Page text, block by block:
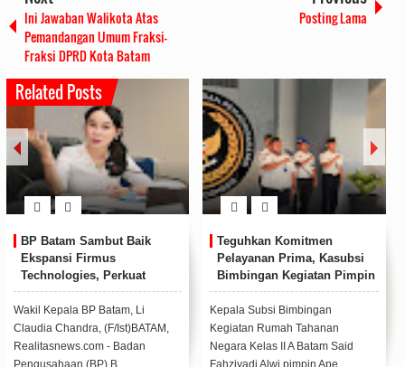
Ini Jawaban Walikota Atas
Pemandangan Umum Fraksi-
Fraksi DPRD Kota Batam
Posting Lama
Related Posts
BP Batam Sambut Baik
Ekspansi Firmus
Technologies, Perkuat
Posisi Batam sebagai Hub
Infrastruktur AI Regional
Wakil Kepala BP Batam, Li
Claudia Chandra, (F/Ist)BATAM,
Realitasnews.com - Badan
Teguhkan Komitmen
Pelayanan Prima, Kasubsi
Bimbingan Kegiatan Pimpin
Apel Pagi Rutan Batam
Kepala Subsi Bimbingan
Kegiatan Rumah Tahanan
Negara Kelas II A Batam Said